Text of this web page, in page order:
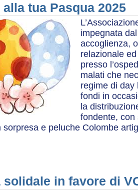
alla tua Pasqua 2025
impegnata
accoglienza,
relazionale
presso
malati che
regime di day
fondi in
la
fondente, con
sorpresa e peluche Colombe
solidale in favore di